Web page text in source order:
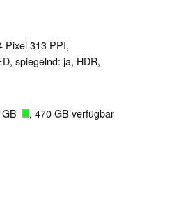
Pixel 313 PPI,
spiegelnd: ja, HDR,
, 470 GB verfügbar